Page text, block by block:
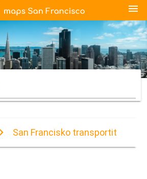
menu
San Francisko transportit